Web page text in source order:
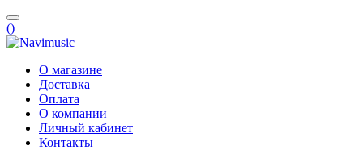
()
О магазине
Доставка
Оплата
О компании
Личный кабинет
Контакты